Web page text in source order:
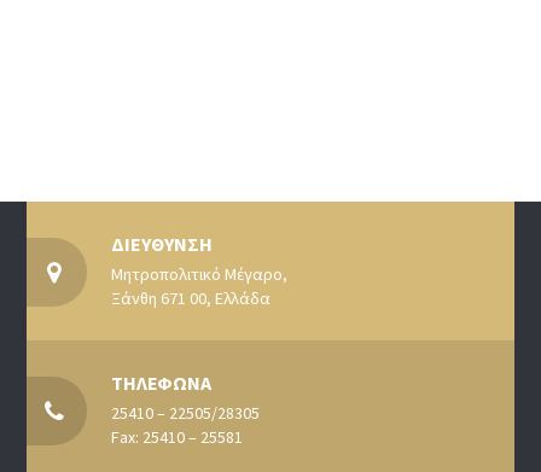
ΔΙΕΥΘΥΝΣΗ
Μητροπολιτικό Μέγαρο,
Ξάνθη 671 00, Ελλάδα
ΤΗΛΕΦΩΝΑ
25410 – 22505/28305
Fax: 25410 – 25581